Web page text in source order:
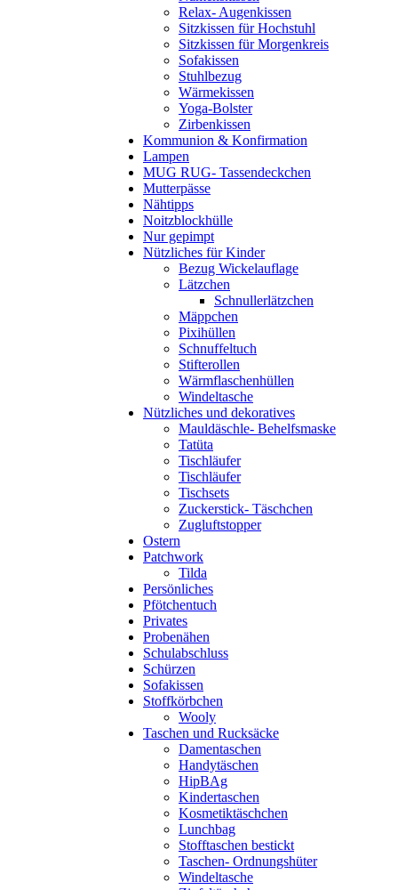
Relax- Augenkissen
Sitzkissen für Hochstuhl
Sitzkissen für Morgenkreis
Sofakissen
Stuhlbezug
Wärmekissen
Yoga-Bolster
Zirbenkissen
Kommunion & Konfirmation
Lampen
MUG RUG- Tassendeckchen
Mutterpässe
Nähtipps
Noitzblockhülle
Nur gepimpt
Nützliches für Kinder
Bezug Wickelauflage
Lätzchen
Schnullerlätzchen
Mäppchen
Pixihüllen
Schnuffeltuch
Stifterollen
Wärmflaschenhüllen
Windeltasche
Nützliches und dekoratives
Mauldäschle- Behelfsmaske
Tatüta
Tischläufer
Tischläufer
Tischsets
Zuckerstick- Täschchen
Zugluftstopper
Ostern
Patchwork
Tilda
Persönliches
Pfötchentuch
Privates
Probenähen
Schulabschluss
Schürzen
Sofakissen
Stoffkörbchen
Wooly
Taschen und Rucksäcke
Damentaschen
Handytäschen
HipBAg
Kindertaschen
Kosmetiktäschchen
Lunchbag
Stofftaschen bestickt
Taschen- Ordnungshüter
Windeltasche